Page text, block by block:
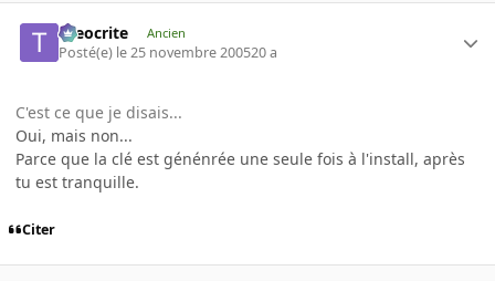
theocrite Ancien
Posté(e) le 25 novembre 200520 a
C'est ce que je disais...
Oui, mais non...
Parce que la clé est génénrée une seule fois à l'install, après
tu est tranquille.
Citer